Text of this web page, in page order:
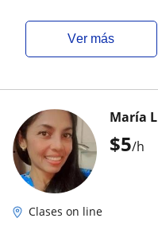
ver más
$5/h
María L
Clases on line